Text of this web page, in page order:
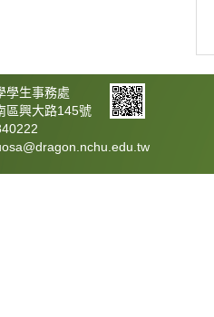
學生事務處
區興大路145號